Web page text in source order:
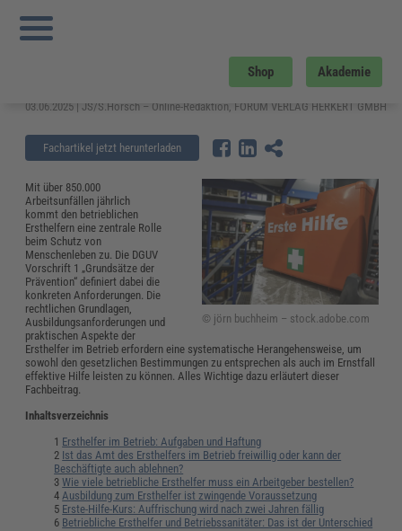
Shop Akademie
Sie sind hier:
rechtliche Pflichten, Ausbildung und Aufgaben
Ersthelfer im Betrieb – rechtliche
Pflichten, Ausbildung und Aufgaben
03.06.2025 | JS/S.Horsch – Online-Redaktion, FORUM VERLAG HERKERT GMBH
Fachartikel jetzt herunterladen
© jörn buchheim – stock.adobe.com
Mit über 850.000
Arbeitsunfällen jährlich
kommt den betrieblichen
Ersthelfern eine zentrale Rolle
beim Schutz von
Menschenleben zu. Die DGUV
Vorschrift 1 „Grundsätze der
Prävention“ definiert dabei die
konkreten Anforderungen. Die
rechtlichen Grundlagen,
Ausbildungsanforderungen und
praktischen Aspekte der
Ersthelfer im Betrieb erfordern eine systematische Herangehensweise, um
sowohl den gesetzlichen Bestimmungen zu entsprechen als auch im Ernstfall
effektive Hilfe leisten zu können. Alles Wichtige dazu erläutert dieser
Fachbeitrag.
Inhaltsverzeichnis
Ersthelfer im Betrieb: Aufgaben und Haftung
Ist das Amt des Ersthelfers im Betrieb freiwillig oder kann der
Beschäftigte auch ablehnen?
Wie viele betriebliche Ersthelfer muss ein Arbeitgeber bestellen?
Ausbildung zum Ersthelfer ist zwingende Voraussetzung
Erste-Hilfe-Kurs: Auffrischung wird nach zwei Jahren fällig
Betriebliche Ersthelfer und Betriebssanitäter: Das ist der Unterschied